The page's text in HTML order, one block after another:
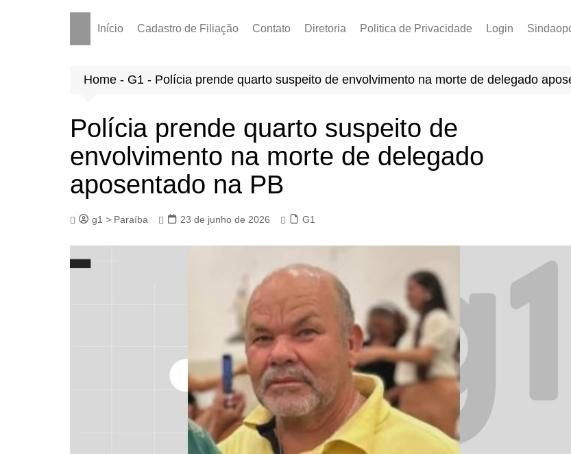
Início Cadastro de Filiação Contato Diretoria
PCCR 2022
Tabela de Venc. 2025
Politica de Privacidade Login
Home - G1 - Polícia prende quarto suspeito de envolvimento na morte de delegado
Polícia prende quarto suspeito de
envolvimento na morte de delegado
aposentado na PB
g1 > Paraíba 23 de junho de 2026 G1